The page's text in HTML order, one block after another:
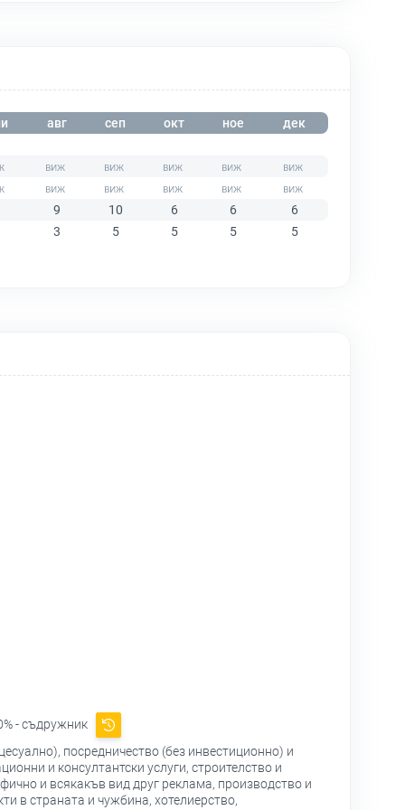
авг сеп окт ное дек
9 10 6 6
6
3
5 5 5 5
- съдружник
посредничество (без инвестиционно) и
и консултантски услуги, строителство и
и всякакъв вид друг реклама, производство и
в страната и чужбина, хотелиерство,